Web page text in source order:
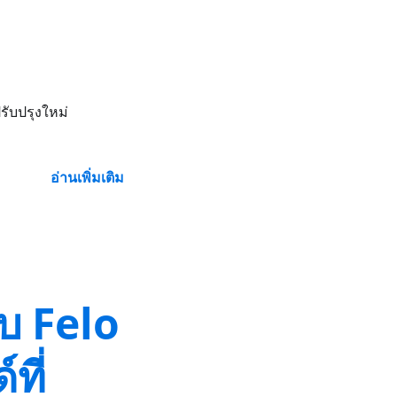
บปรุงใหม่
อ่านเพิ่มเติม
Felo
ที่